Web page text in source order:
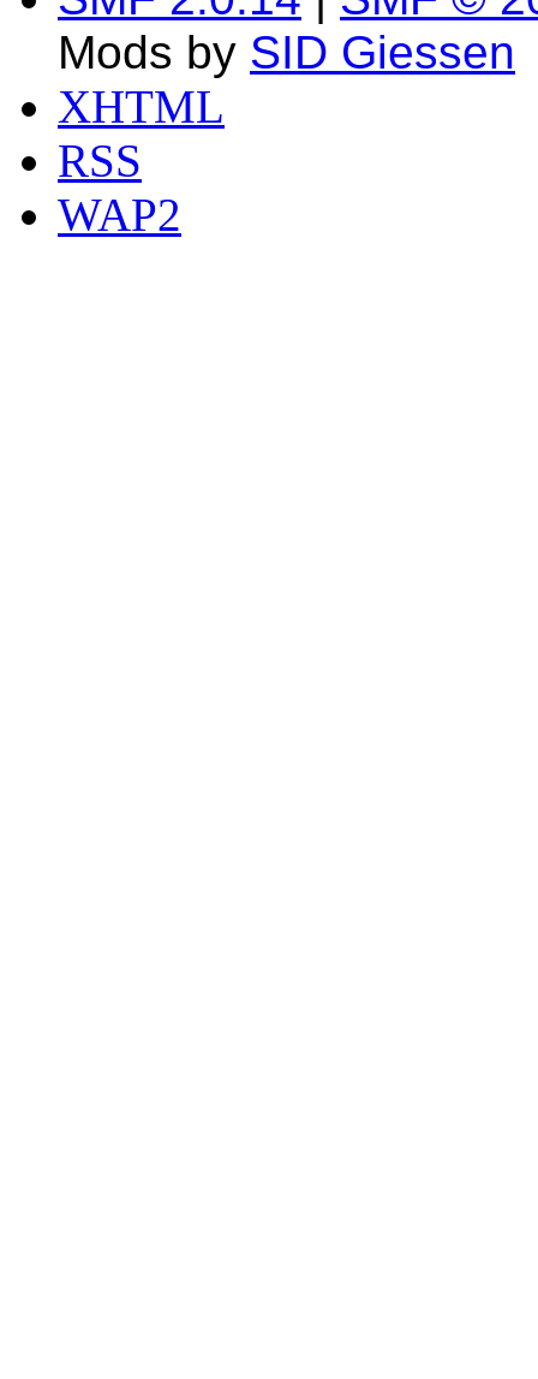
Mods by SID Giessen
XHTML
RSS
WAP2